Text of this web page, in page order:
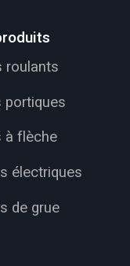
roulants
portiques
à flèche
électriques
de grue